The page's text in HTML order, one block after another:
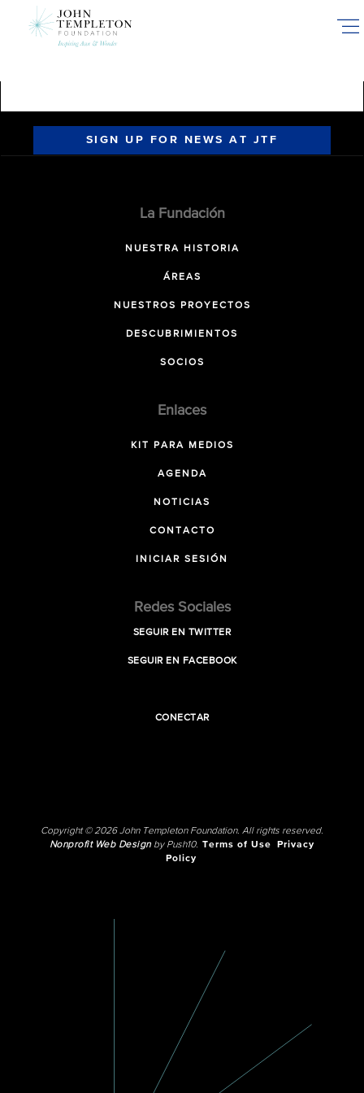
SIGN UP FOR NEWS AT JTF
La Fundación
NUESTRA HISTORIA
ÁREAS
NUESTROS PROYECTOS
DESCUBRIMIENTOS
SOCIOS
Enlaces
KIT PARA MEDIOS
AGENDA
NOTICIAS
CONTACTO
INICIAR SESIÓN
Redes Sociales
SEGUIR EN TWITTER
SEGUIR EN FACEBOOK
CONECTAR
Copyright © 2026 John Templeton Foundation. All rights reserved.
Nonprofit Web Designby Push10. Terms of Use
Privacy
Policy